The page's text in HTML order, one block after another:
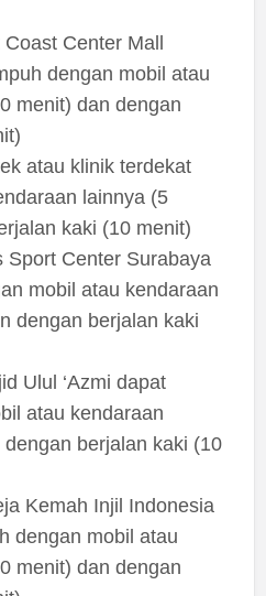
Center Mall
dengan mobil atau
menit) dan dengan
atau klinik terdekat
lainnya (5
kaki (10 menit)
Sport Center Surabaya
mobil atau kendaraan
dengan berjalan kaki
Ulul ‘Azmi dapat
atau kendaraan
berjalan kaki (10
Kemah Injil Indonesia
dengan mobil atau
menit) dan dengan